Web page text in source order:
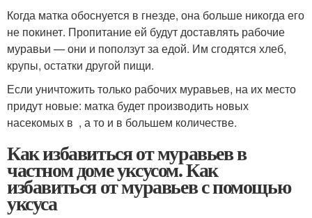
Когда матка обоснуется в гнезде, она больше никогда его
не покинет. Пропитание ей будут доставлять рабочие
муравьи — они и поползут за едой. Им сгодятся хлеб,
крупы, остатки другой пищи.
Если уничтожить только рабочих муравьев, на их место
придут новые: матка будет производить новых
насекомых в , а то и в большем количестве.
Как избавиться от муравьев в
частном доме уксусом. Как
избавиться от муравьев с помощью
уксуса